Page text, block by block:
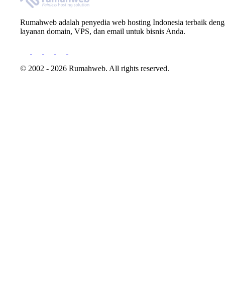
Rumahweb adalah penyedia web hosting Indonesia terbaik
layanan domain, VPS, dan email untuk bisnis Anda.
© 2002 - 2026 Rumahweb. All rights reserved.